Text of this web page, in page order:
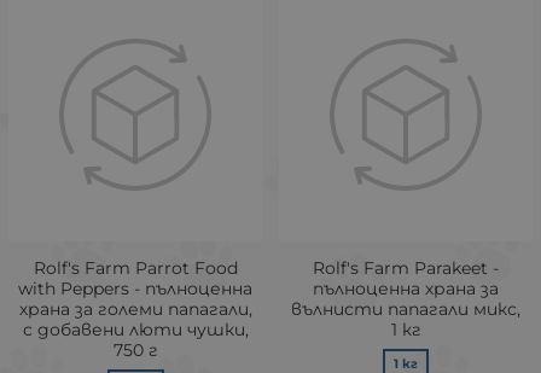
Rolf's Farm Parrot Food
with Peppers - пълноценна
храна за големи папагали,
с добавени люти чушки,
750 г
Rolf's Farm Parakeet -
пълноценна храна за
вълнисти папагали микс,
1 кг
1 кг